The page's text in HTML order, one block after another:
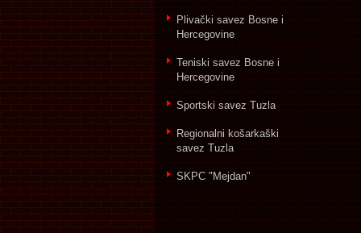
Plivački savez Bosne i
Hercegovine
Teniski savez Bosne i
Hercegovine
Sportski savez Tuzla
Regionalni košarkaški
savez Tuzla
SKPC "Mejdan"